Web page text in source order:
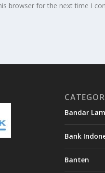
browser for the next time I
Bandar
Bank
Banten